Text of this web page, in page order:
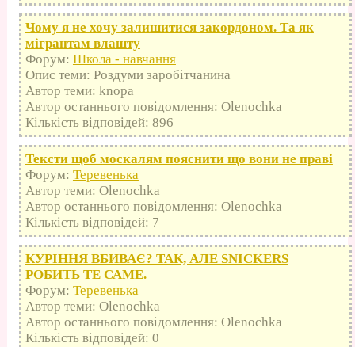
Чому я не хочу залишитися закордоном. Та як
мігрантам влашту
Форум: Школа - навчання
Опис теми: Роздуми заробітчанина
Автор теми: knopa
Автор останнього повідомлення: Olenochka
Кількість відповідей: 896
Тексти щоб москалям пояснити що вони не праві
Форум: Теревенька
Автор теми: Olenochka
Автор останнього повідомлення: Olenochka
Кількість відповідей: 7
КУРІННЯ ВБИВАЄ? ТАК, АЛЕ SNICKERS
РОБИТЬ ТЕ САМЕ.
Форум: Теревенька
Автор теми: Olenochka
Автор останнього повідомлення: Olenochka
Кількість відповідей: 0